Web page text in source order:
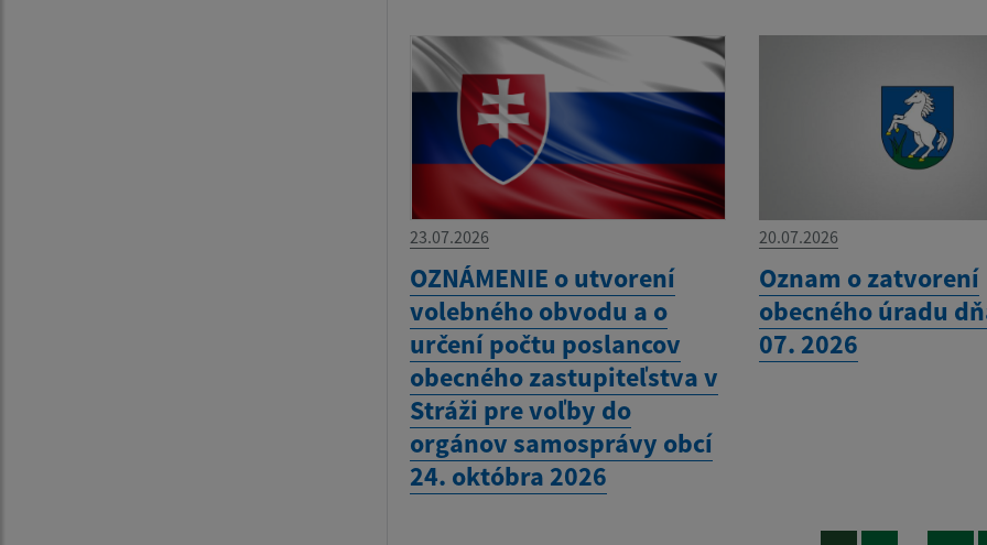
23.07.2026
OZNÁMENIE o utvorení
volebného obvodu a o
určení počtu poslancov
obecného zastupiteľstva v
Stráži pre voľby do
orgánov samosprávy obcí
24. októbra 2026
20.07.2026
Oznam o zatvorení
obecného úradu
07. 2026